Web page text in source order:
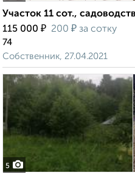
Участок 11 сот.,
115 000 ₽ 200 ₽ за сотку
74
Собственник, 27.04.2021
5